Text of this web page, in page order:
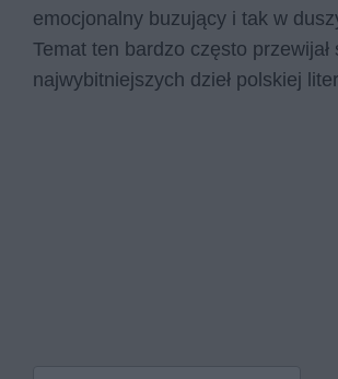
emocjonalny buzujący i tak w
Temat ten bardzo często przewijał
najwybitniejszych dzieł polskiej